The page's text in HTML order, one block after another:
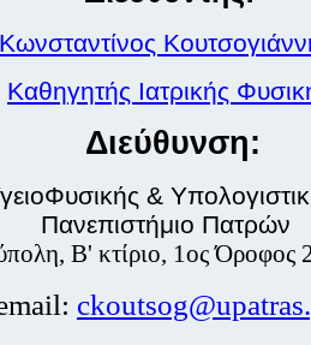
Κωνσταντίνος
Καθηγητής Ιατρικής
Διεύθυνση:
&
Πανεπιστήμιο Πατρών
Β' κτίριο, 1ος Όροφος